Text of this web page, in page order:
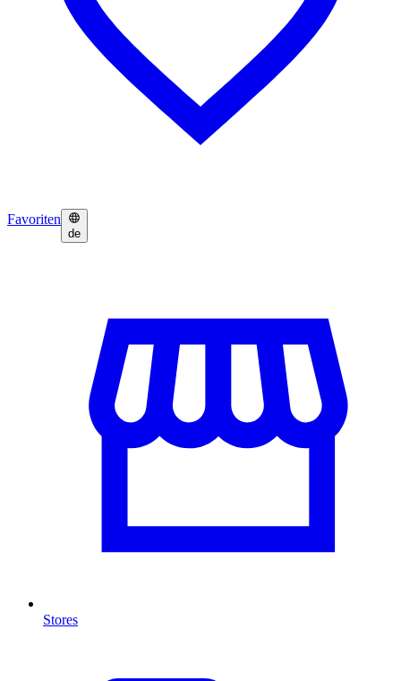
Favoriten
de
Stores